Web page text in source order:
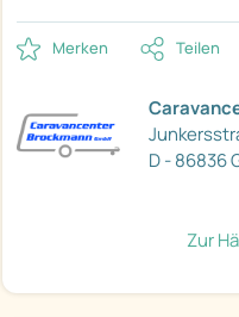
Merken Teilen
D - 86836
Zur